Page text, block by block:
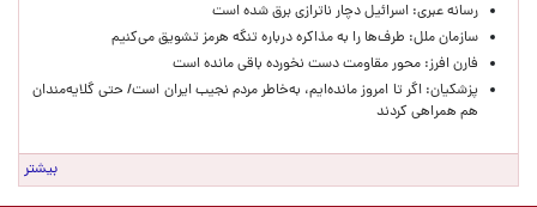
رسانه عبری: اسرائیل دچار ناترازی برق شده است
سازمان ملل: طرف‌ها را به مذاکره درباره تنگه هرمز تشویق می‌کنیم
فارن افرز: محور مقاومت دست نخورده باقی مانده است
پزشکیان: اگر تا امروز مانده‌ایم، به‌خاطر مردم نجیب ایران است/ حتی گلایه‌مندان
هم همراهی کردند
بیشتر